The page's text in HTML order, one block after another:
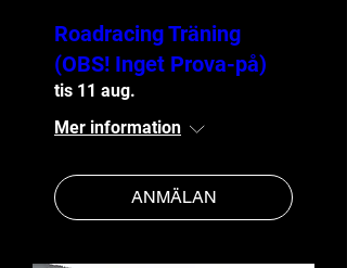
Roadracing Träning
(OBS! Inget Prova-på)
tis 11 aug.
Mer information
ANMÄLAN